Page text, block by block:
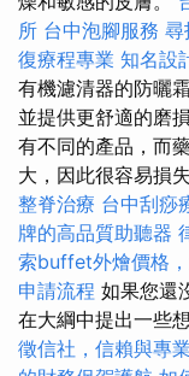
所 台中泡腳服務 尋
復療程專業 知名設
有機濾清器的防曬
並提供更舒適的磨
有不同的產品，而
大，因此很容易損
整脊治療 台中刮痧
牌的高品質助聽器
索buffet外燴價格
申請流程 如果您還
在大綱中提出一些
徵信社，信賴與專